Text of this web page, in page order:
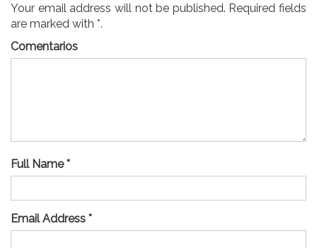
Your email address will not be published. Required fields
are marked with *.
Comentarios
Full Name *
Email Address *